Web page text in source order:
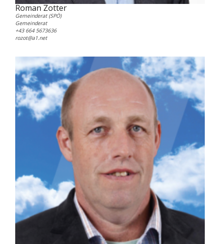
Roman Zotter
Gemeinderat (SPÖ)
Gemeinderat
+43 664 5673636
rozot@a1.net